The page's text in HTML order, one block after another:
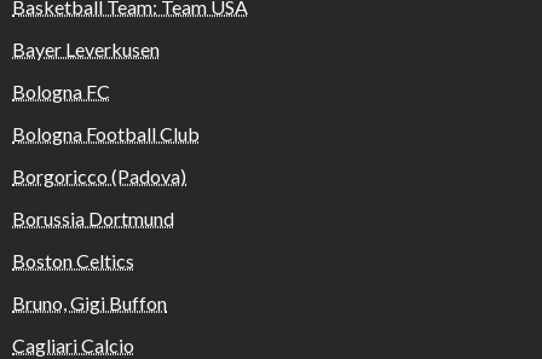
Basketball Team: Team USA
Bayer Leverkusen
Bologna FC
Bologna Football Club
Borgoricco (Padova)
Borussia Dortmund
Boston Celtics
Bruno, Gigi Buffon
Cagliari Calcio